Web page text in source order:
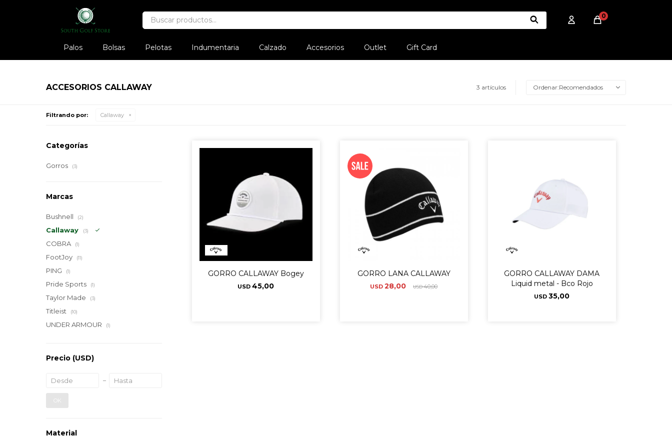
Palos Bolsas Pelotas Indumentaria Calzado Accesorios Outlet Gift Card
0
ACCESORIOS CALLAWAY 3 artículos Recomendados
Filtrando por: Callaway
GORRO CALLAWAY Bogey
USD 45,00
GORRO LANA CALLAWAY
USD 28,00 USD40,00
GORRO CALLAWAY DAMA
Liquid metal - Bco Rojo
USD 35,00
Categorías
Gorros (3)
Marcas
Bushnell (2)
Callaway (3)
COBRA (1)
FootJoy (11)
PING (1)
Pride Sports (1)
Taylor Made (3)
Titleist (10)
UNDER ARMOUR (1)
Precio (USD)
OK
Material